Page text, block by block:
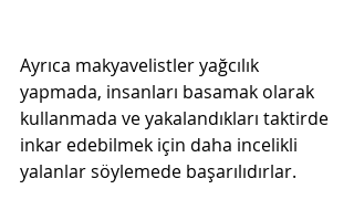
Ayrıca makyavelistler yağcılık
yapmada, insanları basamak olarak
kullanmada ve yakalandıkları taktirde
inkar edebilmek için daha incelikli
yalanlar söylemede başarılıdırlar.